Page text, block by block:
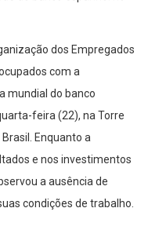
dos Empregados
com a
mundial do banco
feira (22), na Torre
Enquanto a
e nos investimentos
a ausência de
condições de trabalho.